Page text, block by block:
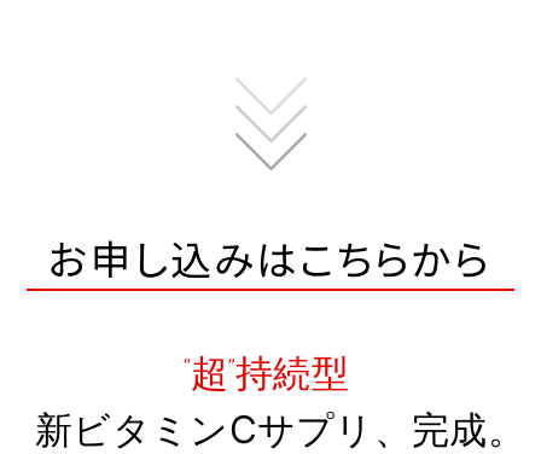
お申し込みはこちらから
“超 ”持続型
新ビタミンCサプリ、完成。